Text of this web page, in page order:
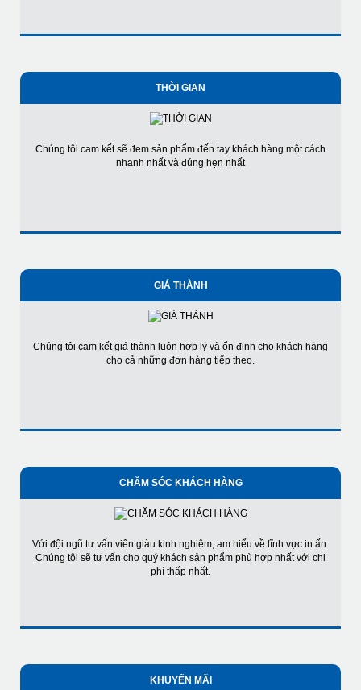
THỜI GIAN
Chúng tôi cam kết sẽ đem sản phẩm đến tay khách hàng một cách
nhanh nhất và đúng hẹn nhất
GIÁ THÀNH
Chúng tôi cam kết giá thành luôn hợp lý và ổn định cho khách hàng
cho cả những đơn hàng tiếp theo.
CHĂM SÓC KHÁCH HÀNG
Với đội ngũ tư vấn viên giàu kinh nghiệm, am hiểu về lĩnh vực in ấn.
Chúng tôi sẽ tư vấn cho quý khách sản phẩm phù hợp nhất với chi
phí thấp nhất.
KHUYẾN MÃI